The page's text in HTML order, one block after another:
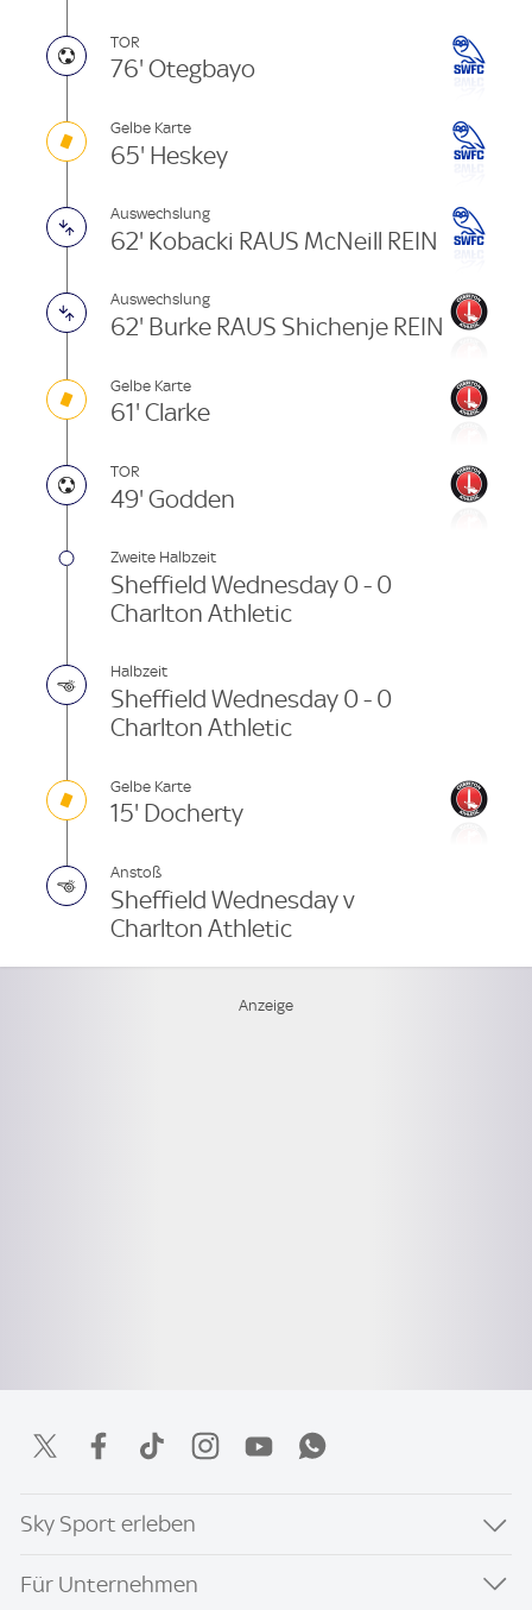
TOR
76' Otegbayo
Gelbe Karte
65' Heskey
Auswechslung
62' Kobacki RAUS McNeill REIN
Auswechslung
62' Burke RAUS Shichenje REIN
Gelbe Karte
61' Clarke
TOR
49' Godden
Zweite Halbzeit
Sheffield Wednesday 0 - 0
Charlton Athletic
Halbzeit
Sheffield Wednesday 0 - 0
Charlton Athletic
Gelbe Karte
15' Docherty
Anstoß
Sheffield Wednesday v
Charlton Athletic
Sky Sport erleben
Für Unternehmen